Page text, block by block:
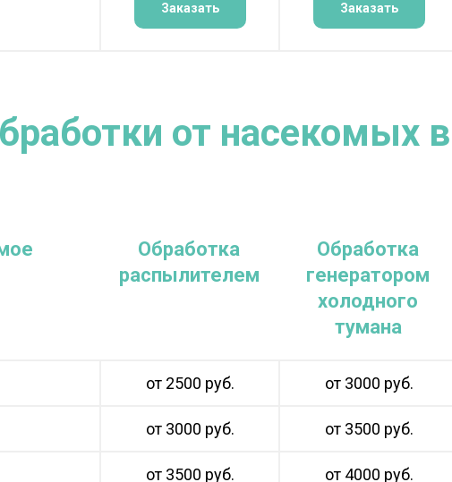
Заказать Заказать
от насекомых
Обработка
распылителем
Обработка
генератором
холодного
тумана
от 2500 руб. от 3000 руб.
от 3000 руб. от 3500 руб.
от 3500 руб. от 4000 руб.